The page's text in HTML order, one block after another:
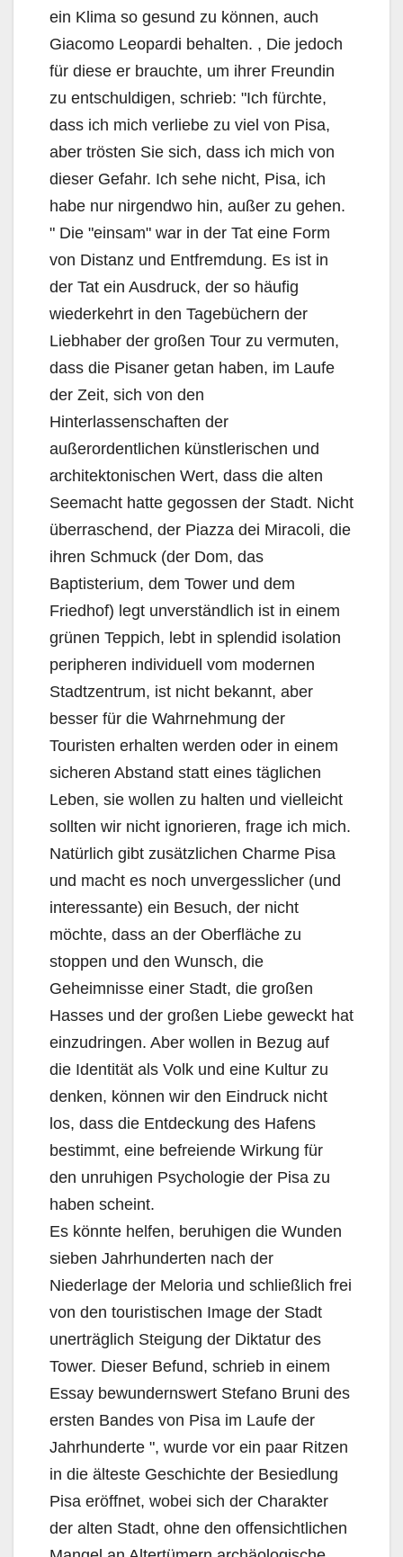
ein Klima so gesund zu können, auch
Giacomo Leopardi behalten. , Die jedoch
für diese er brauchte, um ihrer Freundin
zu entschuldigen, schrieb: "Ich fürchte,
dass ich mich verliebe zu viel von Pisa,
aber trösten Sie sich, dass ich mich von
dieser Gefahr. Ich sehe nicht, Pisa, ich
habe nur nirgendwo hin, außer zu gehen.
" Die "einsam" war in der Tat eine Form
von Distanz und Entfremdung. Es ist in
der Tat ein Ausdruck, der so häufig
wiederkehrt in den Tagebüchern der
Liebhaber der großen Tour zu vermuten,
dass die Pisaner getan haben, im Laufe
der Zeit, sich von den
Hinterlassenschaften der
außerordentlichen künstlerischen und
architektonischen Wert, dass die alten
Seemacht hatte gegossen der Stadt. Nicht
überraschend, der Piazza dei Miracoli, die
ihren Schmuck (der Dom, das
Baptisterium, dem Tower und dem
Friedhof) legt unverständlich ist in einem
grünen Teppich, lebt in splendid isolation
peripheren individuell vom modernen
Stadtzentrum, ist nicht bekannt, aber
besser für die Wahrnehmung der
Touristen erhalten werden oder in einem
sicheren Abstand statt eines täglichen
Leben, sie wollen zu halten und vielleicht
sollten wir nicht ignorieren, frage ich mich.
Natürlich gibt zusätzlichen Charme Pisa
und macht es noch unvergesslicher (und
interessante) ein Besuch, der nicht
möchte, dass an der Oberfläche zu
stoppen und den Wunsch, die
Geheimnisse einer Stadt, die großen
Hasses und der großen Liebe geweckt hat
einzudringen. Aber wollen in Bezug auf
die Identität als Volk und eine Kultur zu
denken, können wir den Eindruck nicht
los, dass die Entdeckung des Hafens
bestimmt, eine befreiende Wirkung für
den unruhigen Psychologie der Pisa zu
haben scheint.
Es könnte helfen, beruhigen die Wunden
sieben Jahrhunderten nach der
Niederlage der Meloria und schließlich frei
von den touristischen Image der Stadt
unerträglich Steigung der Diktatur des
Tower. Dieser Befund, schrieb in einem
Essay bewundernswert Stefano Bruni des
ersten Bandes von Pisa im Laufe der
Jahrhunderte ", wurde vor ein paar Ritzen
in die älteste Geschichte der Besiedlung
Pisa eröffnet, wobei sich der Charakter
der alten Stadt, ohne den offensichtlichen